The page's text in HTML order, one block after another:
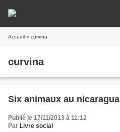
Accueil » curvina
curvina
Six animaux au nicaragua
Publié le 17/11/2013 à 11:12
Par Livre social